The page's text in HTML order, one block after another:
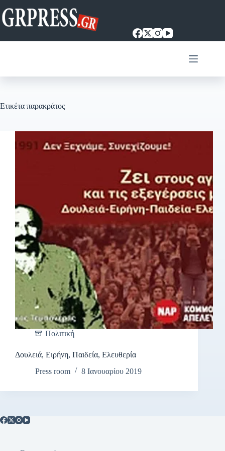
στο
περιεχόμενο
Ετικέτα παρακράτος
Πολιτική
Δουλειά, Ειρήνη, Παιδεία, Ελευθερία
Press room
8 Ιανουαρίου 2019